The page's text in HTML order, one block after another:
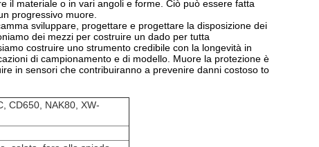
il materiale o in vari angoli e forme. Ciò può essere fatta
progressivo muore.
sviluppare, progettare e progettare la disposizione dei
dei mezzi per costruire un dado per tutta
costruire uno strumento credibile con la longevità in
di campionamento e di modello. Muore la protezione è
in sensori che contribuiranno a prevenire danni costoso to
CD650, NAK80, XW-